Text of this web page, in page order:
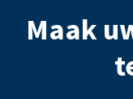
Maak